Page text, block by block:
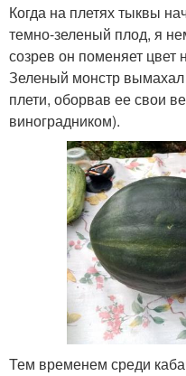
Когда на плетях тыквы
темно-зеленый плод, я
созрев он поменяет цвет
Зеленый монстр вымахал
плети, оборвав ее свои
виноградником).
Тем временем среди